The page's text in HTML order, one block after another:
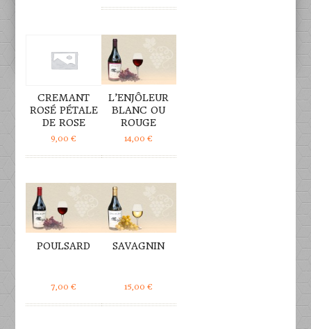
CREMANT
ROSÉ PÉTALE
DE ROSE
9,00€
L’ENJÔLEUR
BLANC OU
ROUGE
14,00€
POULSARD
7,00€
SAVAGNIN
15,00€